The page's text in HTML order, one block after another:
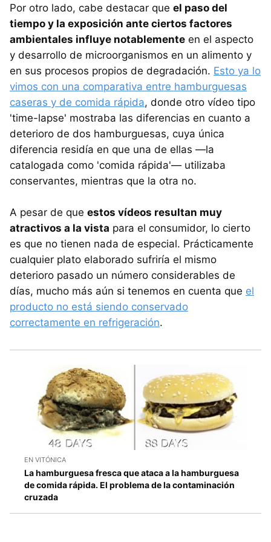
Por otro lado, cabe destacar que el paso del
tiempo y la exposición ante ciertos factores
ambientales influye notablemente en el aspecto
y desarrollo de microorganismos en un alimento y
en sus procesos propios de degradación. Esto ya lo
vimos con una comparativa entre hamburguesas
caseras y de comida rápida, donde otro vídeo tipo
'time-lapse' mostraba las diferencias en cuanto a
deterioro de dos hamburguesas, cuya única
diferencia residía en que una de ellas —la
catalogada como 'comida rápida'— utilizaba
conservantes, mientras que la otra no.
A pesar de que estos vídeos resultan muy
atractivos a la vista para el consumidor, lo cierto
es que no tienen nada de especial. Prácticamente
cualquier plato elaborado sufriría el mismo
deterioro pasado un número considerables de
días, mucho más aún si tenemos en cuenta que el
producto no está siendo conservado
correctamente en refrigeración.
EN VITÓNICA
La hamburguesa fresca que ataca a la hamburguesa
de comida rápida. El problema de la contaminación
cruzada